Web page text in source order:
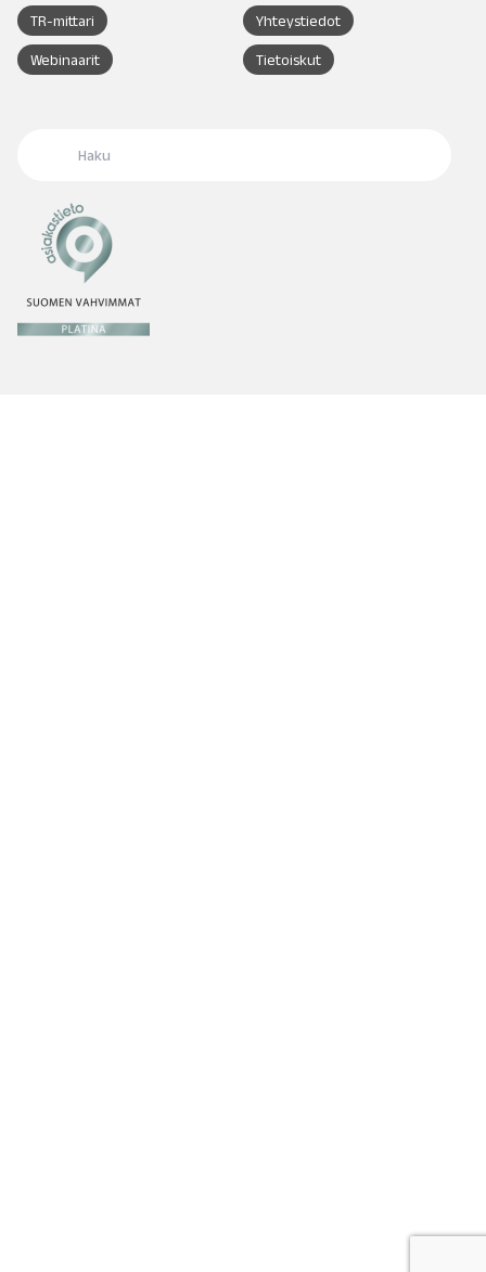
TR-mittari Yhteystiedot
Webinaarit Tietoiskut